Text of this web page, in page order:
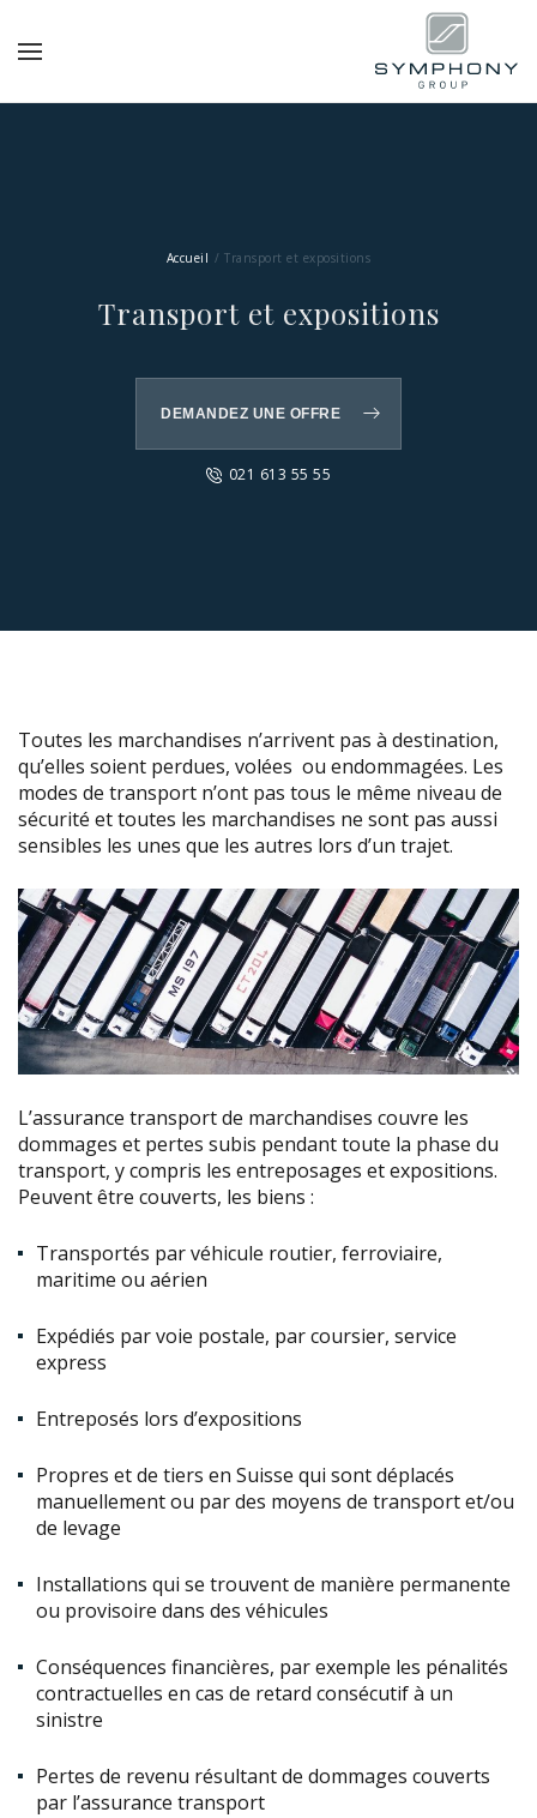
Accueil Transport et expositions
Transport et expositions
DEMANDEZ UNE OFFRE
021 613 55 55
Toutes les marchandises n’arrivent pas à destination,
qu’elles soient perdues, volées ou endommagées. Les
modes de transport n’ont pas tous le même niveau de
sécurité et toutes les marchandises ne sont pas aussi
sensibles les unes que les autres lors d’un trajet.
L’assurance transport de marchandises couvre les
dommages et pertes subis pendant toute la phase du
transport, y compris les entreposages et expositions.
Peuvent être couverts, les biens :
Transportés par véhicule routier, ferroviaire,
maritime ou aérien
Expédiés par voie postale, par coursier, service
express
Entreposés lors d’expositions
Propres et de tiers en Suisse qui sont déplacés
manuellement ou par des moyens de transport et/ou
de levage
Installations qui se trouvent de manière permanente
ou provisoire dans des véhicules
Conséquences financières, par exemple les pénalités
contractuelles en cas de retard consécutif à un
sinistre
Pertes de revenu résultant de dommages couverts
par l’assurance transport